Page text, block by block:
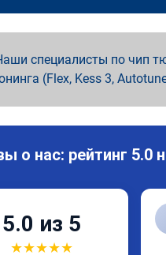
специалисты по чип
(Flex, Kess 3,
о нас: рейтинг 5.0
5.0 из 5
★★★★★